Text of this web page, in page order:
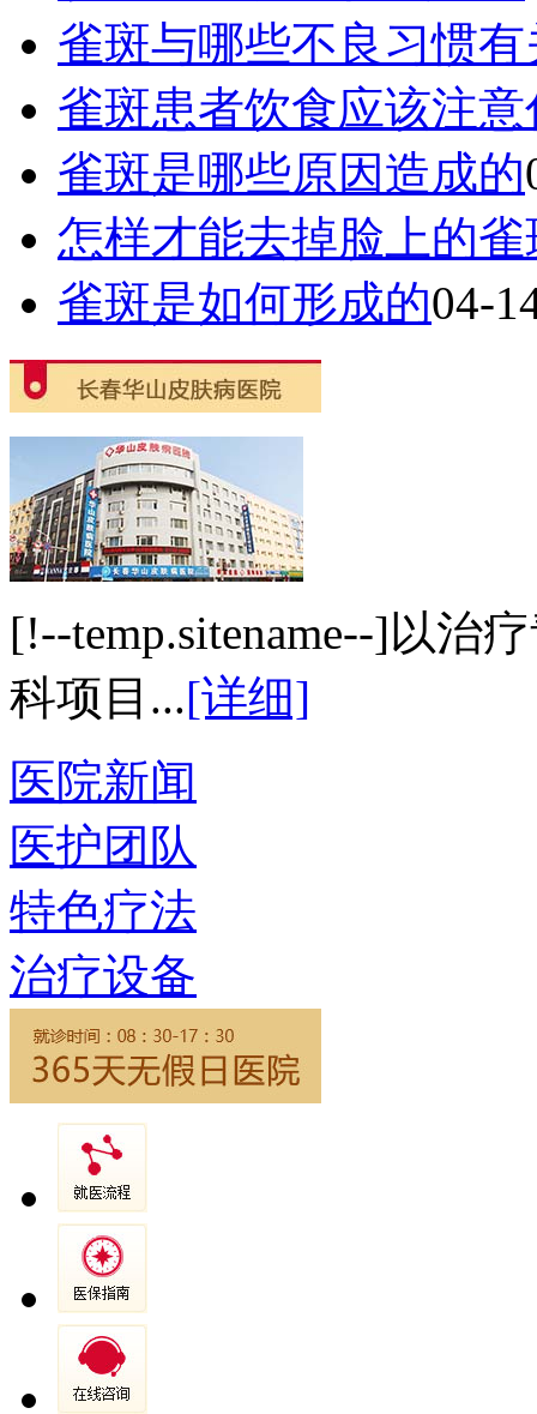
雀斑与哪些不良习惯有
雀斑患者饮食应该注意
雀斑是哪些原因造成的
怎样才能去掉脸上的雀
雀斑是如何形成的04-
[!--temp.sitename--]以治
科项目...[详细]
医院新闻
医护团队
特色疗法
治疗设备